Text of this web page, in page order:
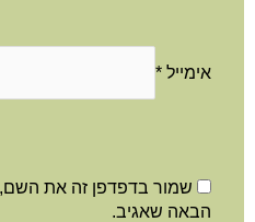
אימייל *
שמור בדפדפן זה את השם,
הבאה שאגיב.